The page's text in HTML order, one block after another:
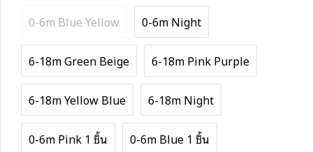
0-6m Blue Yellow 0-6m Night
6-18m Green Beige 6-18m Pink Purple
6-18m Yellow Blue 6-18m Night
0-6m Pink 1 ชิ้น 0-6m Blue 1 ชิ้น